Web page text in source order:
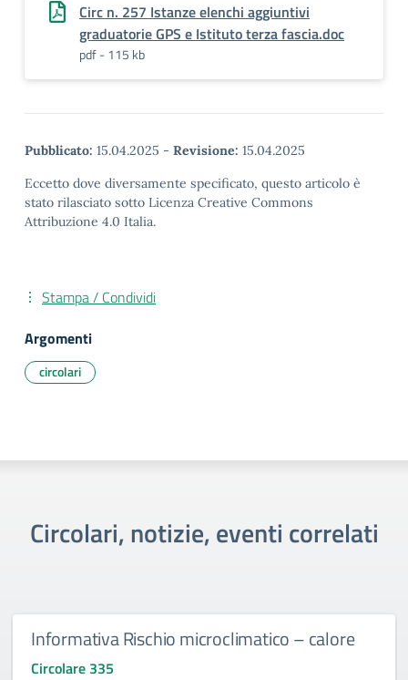
Circ n. 257 Istanze elenchi aggiuntivi
graduatorie GPS e Istituto terza fascia.doc
pdf - 115 kb
Pubblicato: 15.04.2025 - Revisione: 15.04.2025
Eccetto dove diversamente specificato, questo articolo è
stato rilasciato sotto Licenza Creative Commons
Attribuzione 4.0 Italia.
Stampa / Condividi
Argomenti
circolari
Circolari, notizie, eventi correlati
Informativa Rischio microclimatico – calore
Circolare 335